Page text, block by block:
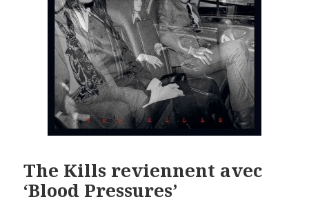
The Kills reviennent avec
‘Blood Pressures’